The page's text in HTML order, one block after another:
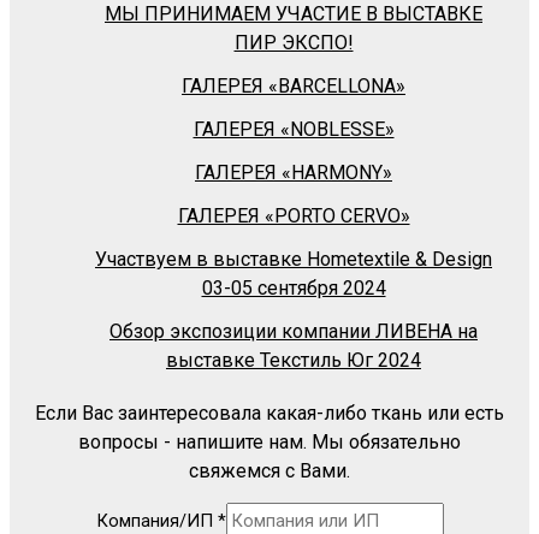
МЫ ПРИНИМАЕМ УЧАСТИЕ В ВЫСТАВКЕ
ПИР ЭКСПО!
ГАЛЕРЕЯ «BARСELLONA»
ГАЛЕРЕЯ «NOBLESSE»
ГАЛЕРЕЯ «HARMONY»
ГАЛЕРЕЯ «PORTO CERVO»
Участвуем в выставке Hometextile & Design
03-05 сентября 2024
Обзор экспозиции компании ЛИВЕНА на
выставке Текстиль Юг 2024
Если Вас заинтересовала какая-либо ткань или есть
вопросы - напишите нам. Мы обязательно
свяжемся с Вами.
Компания/ИП *